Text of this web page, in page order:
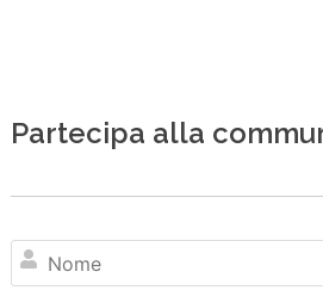
Partecipa alla